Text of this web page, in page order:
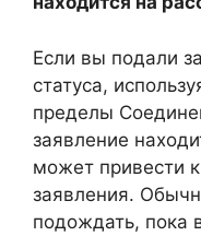
Если вы подали
статуса,
пределы
заявление
может привести
заявления.
подождать, пока